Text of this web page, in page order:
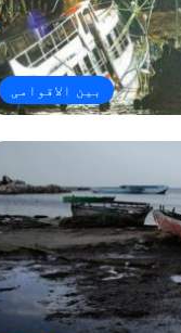
بین الاقوامی